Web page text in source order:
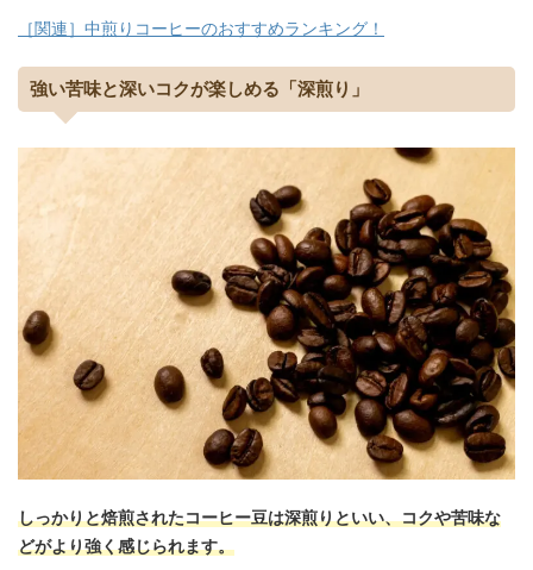
［関連］中煎りコーヒーのおすすめランキング！
強い苦味と深いコクが楽しめる「深煎り」
しっかりと焙煎されたコーヒー豆は深煎りといい、コクや苦味な
どがより強く感じられます。